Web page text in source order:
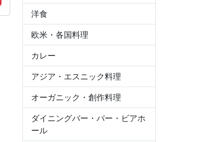
洋食
欧米・各国料理
カレー
アジア・エスニック料理
オーガニック・創作料理
ダイニングバー・バー・ビアホ
ール